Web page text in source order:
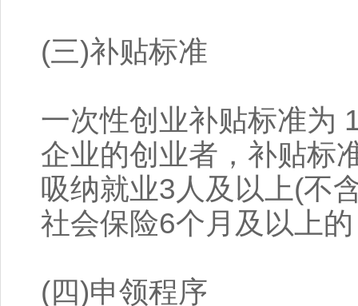
(三)补贴标准
一次性创业补贴标准为
企业的创业者，补贴标
吸纳就业3人及以上(不
社会保险6个月及以上
(四)申领程序